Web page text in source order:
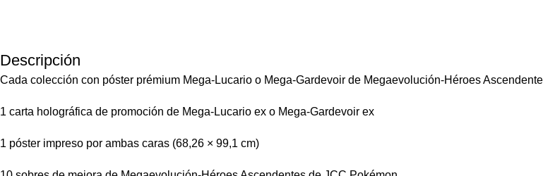
Descripción
Cada colección con póster prémium Mega-Lucario o Mega-Gardevoir de Megaevolución-Héroes
1 carta holográfica de promoción de Mega-Lucario ex o Mega-Gardevoir ex
1 póster impreso por ambas caras (68,26 × 99,1 cm)